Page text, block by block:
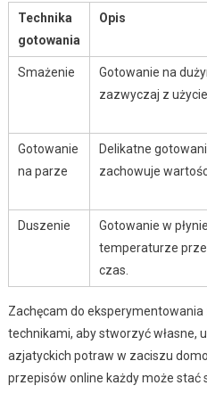
Technika
gotowania
Opis
Smażenie
Gotowanie na
zazwyczaj z
Gotowanie
na parze
Delikatne
zachowuje
Duszenie
Gotowanie w
temperaturze
czas.
Zachęcam do eksperymentowania
technikami, aby stworzyć własne,
azjatyckich potraw w zaciszu
przepisów online każdy może stać